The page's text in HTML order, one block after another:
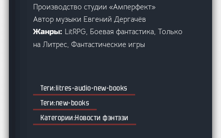
Производство студии «Амперфект»
Автор музыки Евгений Дергачёв
Жанры: LitRPG, Боевая фантастика, Только
на Литрес, Фантастические игры
litres-audio-new-books
new-books
Новости фэнтэзи